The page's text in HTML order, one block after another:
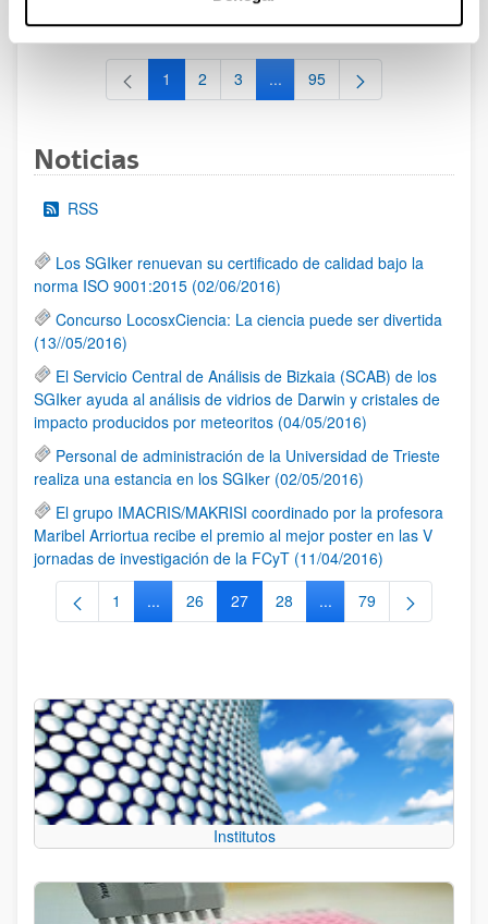
al 30/07/2026 (ambos incluídos)
Página
1 Página
2 Página
3 ...Páginas intermedias Use TAB
Página
95
Noticias
RSS
Los SGIker renuevan su certificado de calidad bajo la
norma ISO 9001:2015 (02/06/2016)
Concurso LocosxCiencia: La ciencia puede ser divertida
(13//05/2016)
El Servicio Central de Análisis de Bizkaia (SCAB) de los
SGIker ayuda al análisis de vidrios de Darwin y cristales de
impacto producidos por meteoritos (04/05/2016)
Personal de administración de la Universidad de Trieste
realiza una estancia en los SGIker (02/05/2016)
El grupo IMACRIS/MAKRISI coordinado por la profesora
Maribel Arriortua recibe el premio al mejor poster en las V
jornadas de investigación de la FCyT (11/04/2016)
Página
1 ...Páginas intermedias Use TAB para desplazarse.
Página
26 Página
27 Página
28 ...Páginas intermedias
Página
79
Institutos